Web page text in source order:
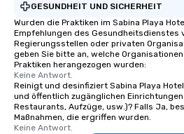
GESUNDHEIT UND SICHERHEIT
Wurden die Praktiken im Sabina Playa
Empfehlungen des Gesundheitsdienstes
Regierungsstellen oder privaten
geben Sie bitte an, welche
Praktiken herangezogen wurden:
Keine Antwort.
Reinigt und desinfiziert Sabina Playa
und öffentlich zugänglichen
Restaurants, Aufzüge, usw.)? Falls Ja,
Maßnahmen, die ergriffen wurden.
Keine Antwort.